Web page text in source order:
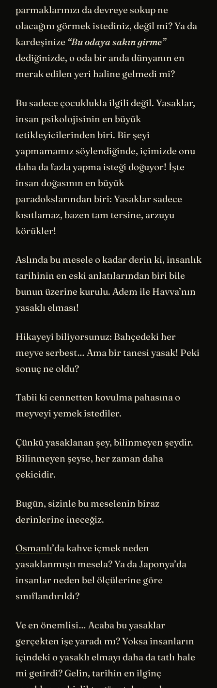
parmaklarınızı da devreye sokup ne
olacağını görmek istediniz, değil mi? Ya da
kardeşinize “Bu odaya sakın girme”
dediğinizde, o oda bir anda dünyanın en
merak edilen yeri haline gelmedi mi?
Bu sadece çocuklukla ilgili değil. Yasaklar,
insan psikolojisinin en büyük
tetikleyicilerinden biri. Bir şeyi
yapmamamız söylendiğinde, içimizde onu
daha da fazla yapma isteği doğuyor! İşte
insan doğasının en büyük
paradokslarından biri: Yasaklar sadece
kısıtlamaz, bazen tam tersine, arzuyu
körükler!
Aslında bu mesele o kadar derin ki, insanlık
tarihinin en eski anlatılarından biri bile
bunun üzerine kurulu. Adem ile Havva’nın
yasaklı elması!
Hikayeyi biliyorsunuz: Bahçedeki her
meyve serbest… Ama bir tanesi yasak! Peki
sonuç ne oldu?
Tabii ki cennetten kovulma pahasına o
meyveyi yemek istediler.
Çünkü yasaklanan şey, bilinmeyen şeydir.
Bilinmeyen şeyse, her zaman daha
çekicidir.
Bugün, sizinle bu meselenin biraz
derinlerine ineceğiz.
Osmanlı’da kahve içmek neden
yasaklanmıştı mesela? Ya da Japonya’da
insanlar neden bel ölçülerine göre
sınıflandırıldı?
Ve en önemlisi… Acaba bu yasaklar
gerçekten işe yaradı mı? Yoksa insanların
içindeki o yasaklı elmayı daha da tatlı hale
mi getirdi? Gelin, tarihin en ilginç